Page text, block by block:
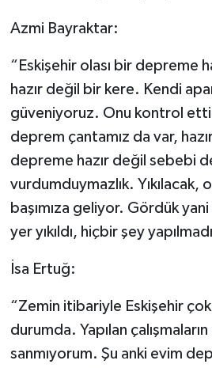
Azmi Bayraktar:
“Eskişehir olası bir depreme
hazır değil bir kere. Kendi
güveniyoruz. Onu kontrol
deprem çantamız da var,
depreme hazır değil sebebi
vurdumduymazlık. Yıkılacak,
başımıza geliyor. Gördük
yer yıkıldı, hiçbir şey
İsa Ertuğ:
“Zemin itibariyle Eskişehir
durumda. Yapılan
sanmıyorum. Şu anki evim